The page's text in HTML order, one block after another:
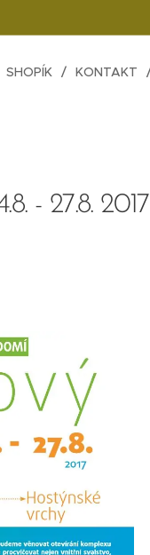
SHOPÍK KONTAKT
- 27.8. 2017